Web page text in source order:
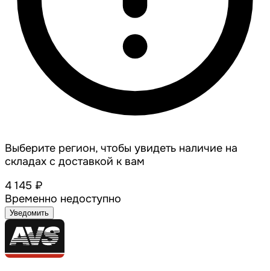
Выберите регион, чтобы увидеть наличие на
складах с доставкой к вам
4 145 ₽
Временно недоступно
Уведомить